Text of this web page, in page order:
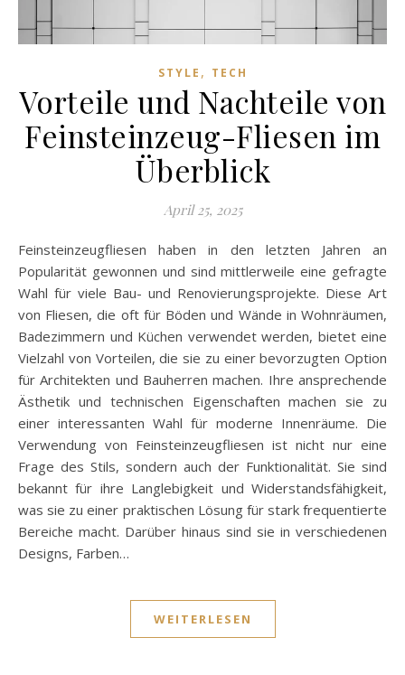
STYLE , TECH
Vorteile und Nachteile von
Feinsteinzeug-Fliesen im
Überblick
April 25, 2025
Feinsteinzeugfliesen haben in den letzten Jahren an
Popularität gewonnen und sind mittlerweile eine gefragte
Wahl für viele Bau- und Renovierungsprojekte. Diese Art
von Fliesen, die oft für Böden und Wände in Wohnräumen,
Badezimmern und Küchen verwendet werden, bietet eine
Vielzahl von Vorteilen, die sie zu einer bevorzugten Option
für Architekten und Bauherren machen. Ihre ansprechende
Ästhetik und technischen Eigenschaften machen sie zu
einer interessanten Wahl für moderne Innenräume. Die
Verwendung von Feinsteinzeugfliesen ist nicht nur eine
Frage des Stils, sondern auch der Funktionalität. Sie sind
bekannt für ihre Langlebigkeit und Widerstandsfähigkeit,
was sie zu einer praktischen Lösung für stark frequentierte
Bereiche macht. Darüber hinaus sind sie in verschiedenen
Designs, Farben…
WEITERLESEN